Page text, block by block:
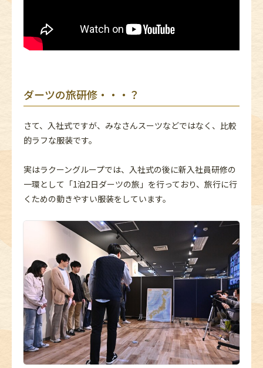
ダーツの旅研修・・・？
さて、入社式ですが、みなさんスーツなどではなく、比較
的ラフな服装です。
実はラクーングループでは、入社式の後に新入社員研修の
一環として「1泊2日ダーツの旅」を行っており、旅行に行
くための動きやすい服装をしています。